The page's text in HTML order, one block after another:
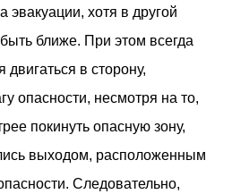
эвакуации, хотя в другой
ближе. При этом всегда
двигаться в сторону,
опасности, несмотря на то,
покинуть опасную зону,
выходом, расположенным
Следовательно,